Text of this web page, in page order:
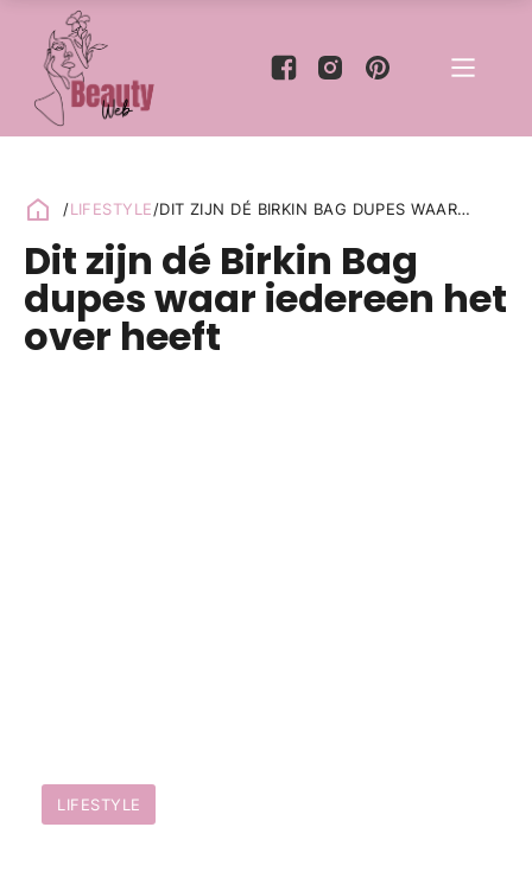
/LIFESTYLE/DIT ZIJN DÉ BIRKIN BAG DUPES WAAR
Dit zijn dé Birkin Bag
dupes waar iedereen het
over heeft
LIFESTYLE